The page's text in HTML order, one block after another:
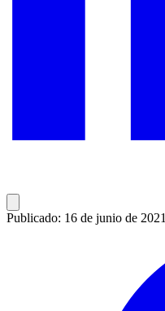
Publicado: 16 de junio de 2021